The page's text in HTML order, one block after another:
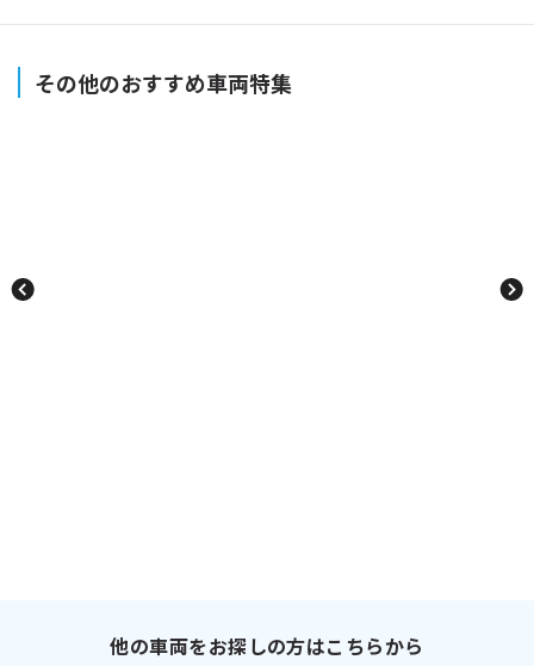
その他のおすすめ車両特集
他の車両をお探しの方はこちらから